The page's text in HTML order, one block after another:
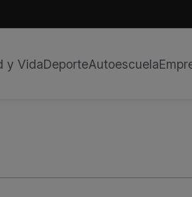
y VidaDeporteAutoescuela